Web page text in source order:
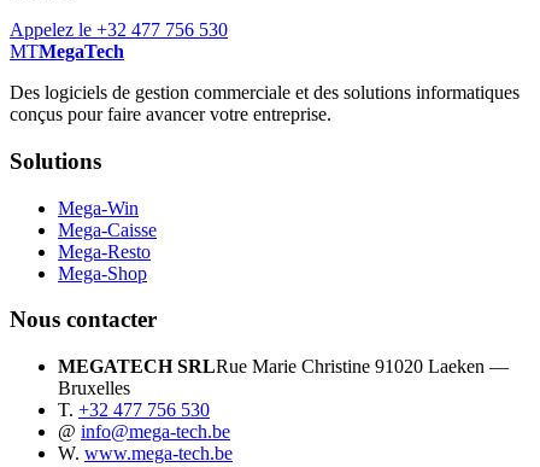
Appelez le +32 477 756 530
MTMegaTech
Des logiciels de gestion commerciale et des solutions informatiques
conçus pour faire avancer votre entreprise.
Solutions
Mega-Win
Mega-Caisse
Mega-Resto
Mega-Shop
Nous contacter
MEGATECH SRLRue Marie Christine 91020 Laeken —
Bruxelles
T. +32 477 756 530
@ info@mega-tech.be
W. www.mega-tech.be